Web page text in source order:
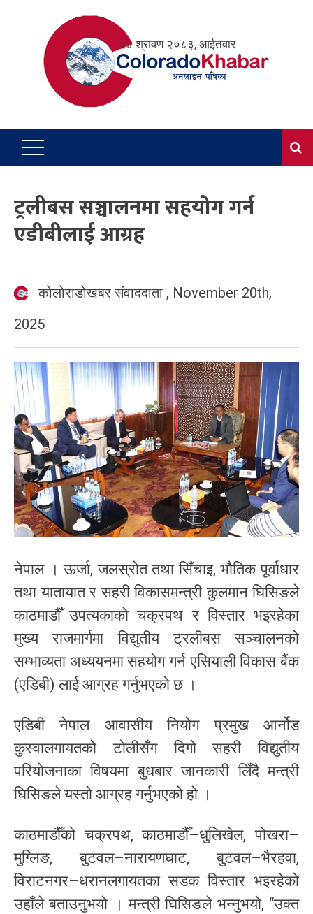
२४ श्रावण २०८३, आईतवार
ट्रलीबस सञ्चालनमा सहयोग गर्न
एडीबीलाई आग्रह
कोलोराडोखबर संवाददाता , November 20th,
2025
नेपाल । ऊर्जा, जलस्रोत तथा सिँचाइ, भौतिक पूर्वाधार
तथा यातायात र सहरी विकासमन्त्री कुलमान घिसिङले
काठमाडौँ उपत्यकाको चक्रपथ र विस्तार भइरहेका
मुख्य राजमार्गमा विद्युतीय ट्रलीबस सञ्चालनको
सम्भाव्यता अध्ययनमा सहयोग गर्न एसियाली विकास बैंक
(एडिबी) लाई आग्रह गर्नुभएको छ ।
एडिबी नेपाल आवासीय नियोग प्रमुख आर्नोड
कुस्वालगायतको टोलीसँग दिगो सहरी विद्युतीय
परियोजनाका विषयमा बुधबार जानकारी लिँदै मन्त्री
घिसिङले यस्तो आग्रह गर्नुभएको हो ।
काठमाडौँको चक्रपथ, काठमाडौँ–धुलिखेल, पोखरा–
मुग्लिङ, बुटवल–नारायणघाट, बुटवल–भैरहवा,
विराटनगर–धरानलगायतका सडक विस्तार भइरहेको
उहाँले बताउनुभयो । मन्त्री घिसिङले भन्नुभयो, “उक्त